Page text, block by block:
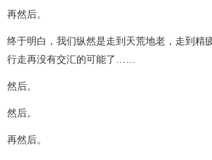
再然后。
终于明白，我们纵然是走到天荒地老，走到精
行走再没有交汇的可能了……
然后。
然后。
再然后。